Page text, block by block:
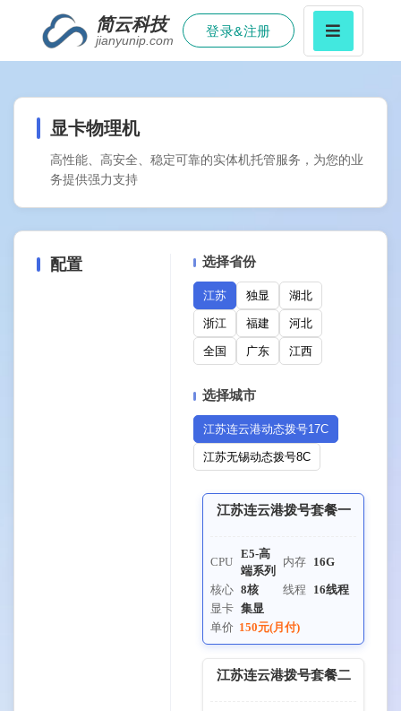
简云科技
jianyunip.com
登录&注册
显卡物理机
高性能、高安全、稳定可靠的实体机托管服务，为您的业
务提供强力支持
配置 选择省份
江苏 独显 湖北
浙江 福建 河北
全国 广东 江西
选择城市
江苏连云港动态拨号17C
江苏无锡动态拨号8C
江苏连云港拨号套餐一
CPU
E5-高
端系列
内存 16G
核心 8核 线程
16线程
显卡 集显
单价 150元(月付)
江苏连云港拨号套餐二